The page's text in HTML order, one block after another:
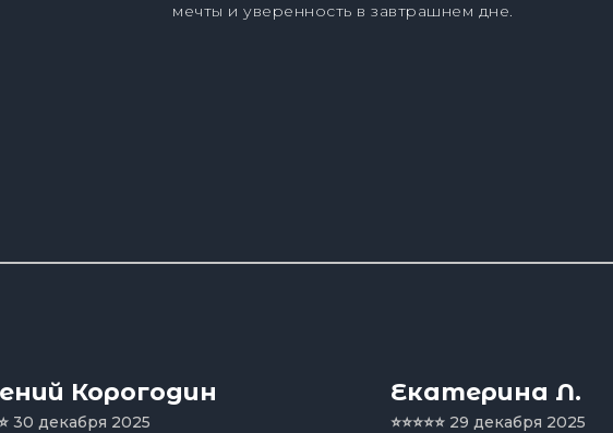
мечты и уверенность в завтрашнем дне.
Корогодин
30 декабря 2025
Екатерина Л.
⭐️⭐️⭐️⭐️⭐️ 29 декабря 2025